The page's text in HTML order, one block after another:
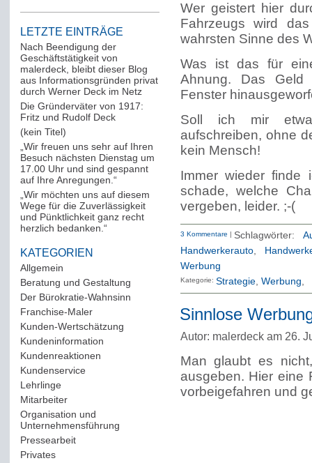
LETZTE EINTRÄGE
Nach Beendigung der
Geschäftstätigkeit von
malerdeck, bleibt dieser Blog
aus Informationsgründen privat
durch Werner Deck im Netz
Die Gründerväter von 1917:
Fritz und Rudolf Deck
(kein Titel)
„Wir freuen uns sehr auf Ihren
Besuch nächsten Dienstag um
17.00 Uhr und sind gespannt
auf Ihre Anregungen.“
„Wir möchten uns auf diesem
Wege für die Zuverlässigkeit
und Pünktlichkeit ganz recht
herzlich bedanken.“
KATEGORIEN
Allgemein
Beratung und Gestaltung
Der Bürokratie-Wahnsinn
Franchise-Maler(42)
Kunden-Wertschätzung
Kundeninformation
Kundenreaktionen
Kundenservice(178)
Lehrlinge(54)
Mitarbeiter(163)
Organisation und
Unternehmensführung
Pressearbeit(12)
Privates(193)
Wer geistert hier
Fahrzeugs wird
wahrsten Sinne des
Was ist das für
Ahnung. Das Geld
Fenster
Soll ich mir etwa
aufschreiben, ohne
kein Mensch!
Immer wieder finde
schade, welche
vergeben, leider. ;-(
3 Kommentare | Schlagwörter:
Handwerkerauto,
Werbung
Kategorie: Strategie Werbung
Sinnlose
Autor: malerdeck am 26.
Man glaubt es
ausgeben. Hier eine
vorbeigefahren und